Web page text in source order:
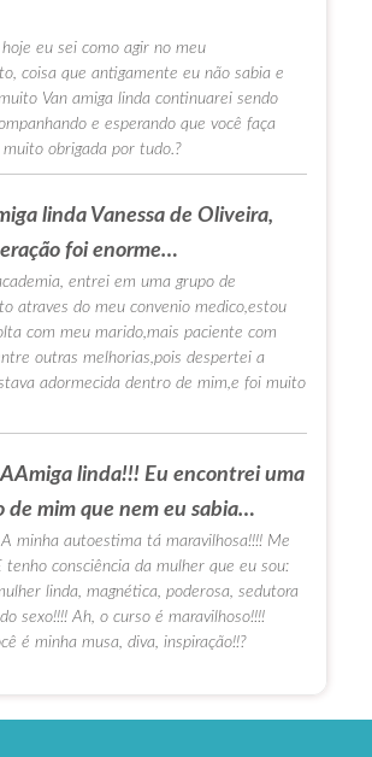
eu sei como agir no meu
coisa que antigamente eu não sabia e
Van amiga linda continuarei sendo
e esperando que você faça
muito obrigada por tudo.?
linda Vanessa de Oliveira,
foi enorme…
entrei em uma grupo de
atraves do meu convenio medico,estou
com meu marido,mais paciente com
outras melhorias,pois despertei a
adormecida dentro de mim,e foi muito
linda!!! Eu encontrei uma
de mim que nem eu sabia…
minha autoestima tá maravilhosa!!!! Me
tenho consciência da mulher que eu sou:
linda, magnética, poderosa, sedutora
sexo!!!! Ah, o curso é maravilhoso!!!!
é minha musa, diva, inspiração!!?